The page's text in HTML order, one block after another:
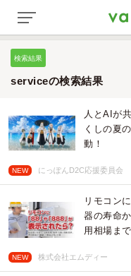
検索結果
serviceの検索結果
人とAIが
くしの夏
動！
NEW にっぽんD2C応援委員会
リモコン
器の寿命
用相場ま
NEW 株式会社エムディー